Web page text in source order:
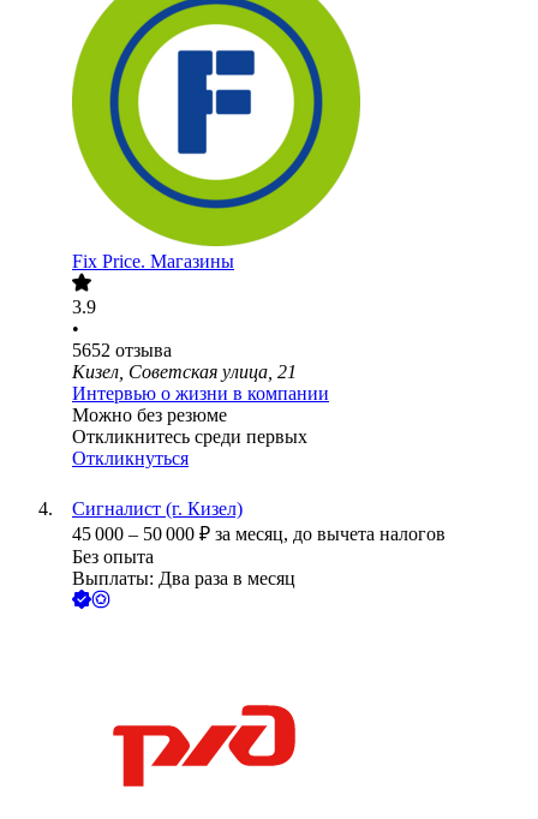
Fix Price. Магазины
3.9
•
5652 отзыва
Кизел, Советская улица, 21
Интервью о жизни в компании
Можно без резюме
Откликнитесь среди первых
Откликнуться
Сигналист (г. Кизел)
45 000 – 50 000 ₽ за месяц, до вычета налогов
Без опыта
Выплаты: Два раза в месяц